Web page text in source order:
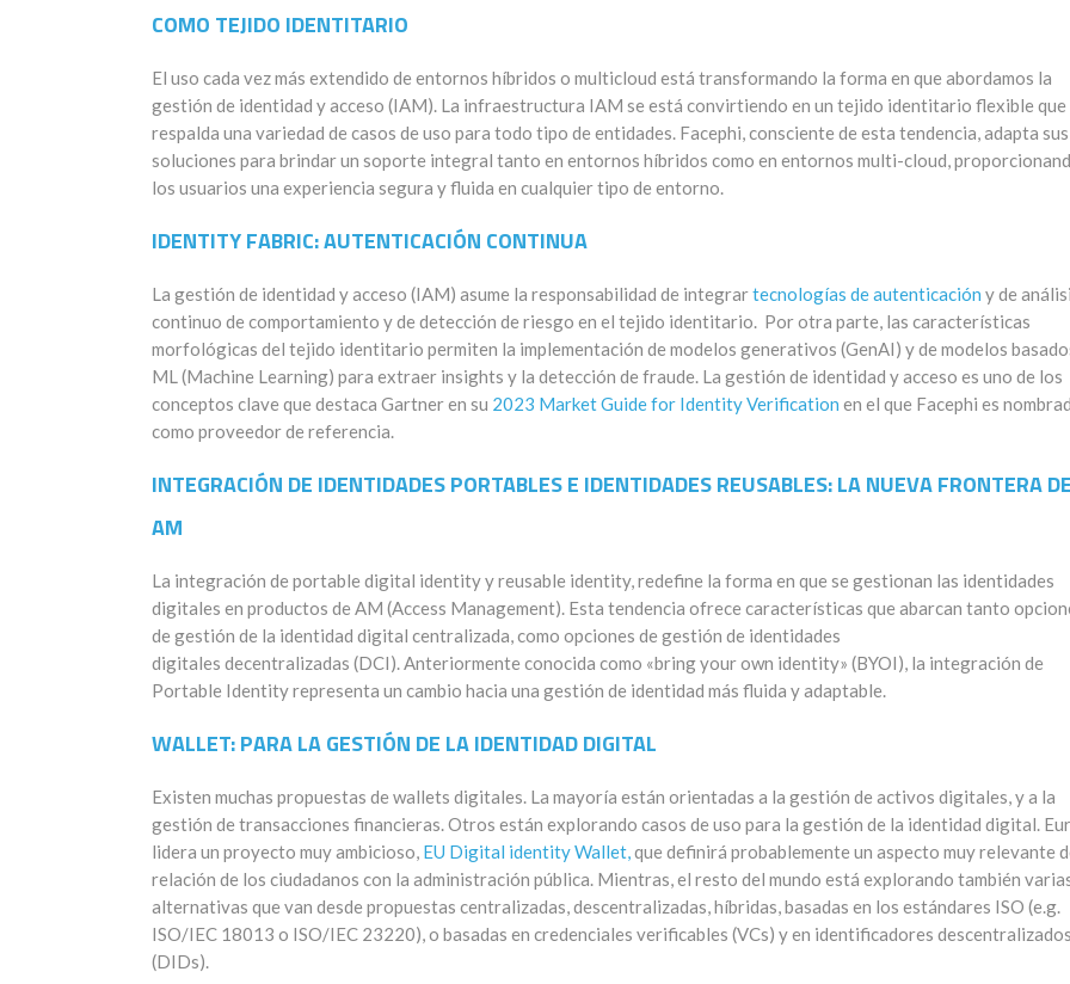
COMO TEJIDO IDENTITARIO
El uso cada vez más extendido de entornos híbridos o multicloud está transformando la forma en que abordamos la
gestión de identidad y acceso (IAM). La infraestructura IAM se está convirtiendo en un tejido identitario flexible que
respalda una variedad de casos de uso para todo tipo de entidades. Facephi, consciente de esta tendencia, adapta sus
soluciones para brindar un soporte integral tanto en entornos híbridos como en entornos multi-cloud,
los usuarios una experiencia segura y fluida en cualquiertipo de entorno.
IDENTITYFABRIC:AUTENTICACIÓN CONTINUA
La gestión de identidad y acceso (IAM) asume la responsabilidad de integrartecnologías de autenticación yde
continuo de comportamiento y de detección de riesgo en el tejido identitario. Por otra parte, las características
morfológicas del tejido identitario permiten la implementación de modelos generativos (GenAI) y de modelos
ML (Machine Learning) para extraer insights y la detección de fraude. La gestión de identidad y acceso es uno de los
conceptos clave que destaca Gartner en su 2023 MarketGuidefor IdentityVerification en el que Facephi es
como proveedor de referencia.
INTEGRACIÓN DE IDENTIDADESPORTABLESE IDENTIDADES REUSABLES:LANUEVAFRONTERA DE
AM
La integración de portable digital identityy reusable identity, redefine la forma en que se gestionan las identidades
digitales en productos de AM (Access Management). Esta tendencia ofrece características que abarcan tanto
de gestión de la identidad digital centralizada, como opciones de gestión de identidades
digitales decentralizadas (DCI).Anteriormente conocida como «bringyourown identity» (BYOI), la integración de
Portable Identityrepresenta un cambio hacia una gestión de identidad más fluida y adaptable.
WALLET: PARA LA GESTIÓN DE LA IDENTIDAD DIGITAL
Existen muchas propuestas de wallets digitales. La mayoría están orientadas a la gestión de activos digitales, y a la
gestión de transacciones financieras. Otros están explorando casos de uso para la gestión de la identidad digital.
lidera un proyecto muy ambicioso, EU Digital identity Wallet,que definirá probablemente un aspecto muy relevante
relación de los ciudadanos con la administración pública. Mientras, el resto del mundo está explorando también
alternativas que van desde propuestas centralizadas, descentralizadas, híbridas, basadas en los estándares ISO (e.g.
ISO/IEC 18013 o ISO/IEC 23220), o basadas en credenciales verificables (VCs) y en identificadores descentralizados
(DIDs).